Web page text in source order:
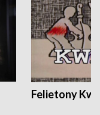
Felietony